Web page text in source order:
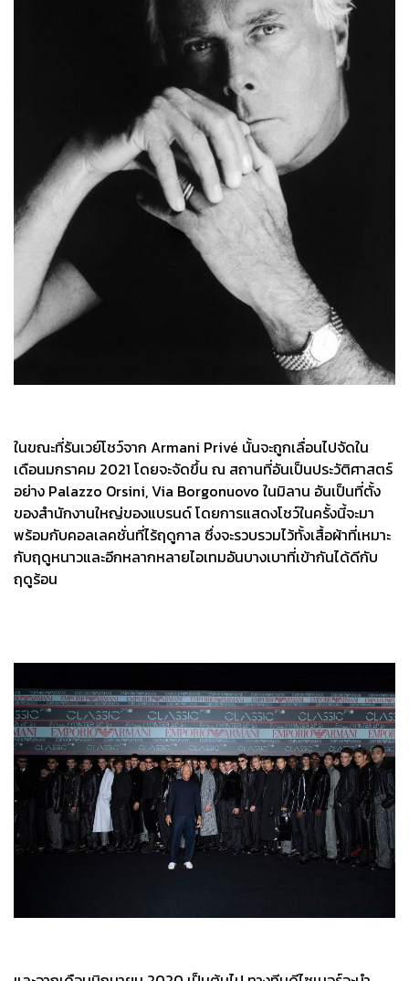
ในขณะที่รันเวย์โชว์จาก Armani Privé นั้นจะถูกเลื่อนไปจัดใน
เดือนมกราคม 2021 โดยจะจัดขึ้น ณ สถานที่อันเป็นประวัติศาสตร์
อย่าง Palazzo Orsini, Via Borgonuovo ในมิลาน อันเป็นที่ตั้ง
ของสำนักงานใหญ่ของแบรนด์ โดยการแสดงโชว์ในครั้งนี้จะมา
พร้อมกับคอลเลคชั่นที่ไร้ฤดูกาล ซึ่งจะรวบรวมไว้ทั้งเสื้อผ้าที่เหมาะ
กับฤดูหนาวและอีกหลากหลายไอเทมอันบางเบาที่เข้ากันได้ดีกับ
ฤดูร้อน